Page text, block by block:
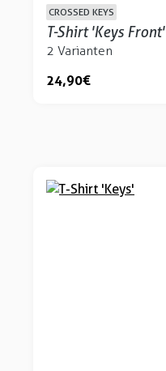
CROSSED KEYS
T-Shirt 'Keys Front'
2 Varianten
24,90 €